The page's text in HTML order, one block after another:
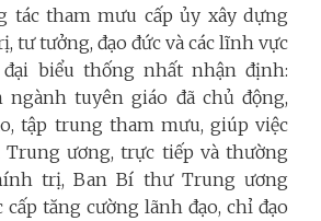
tác tham mưu cấp ủy xây dựng
tư tưởng, đạo đức và các lĩnh vực
đại biểu thống nhất nhận định:
ngành tuyên giáo đã chủ động,
tập trung tham mưu, giúp việc
Trung ương, trực tiếp và thường
trị, Ban Bí thư Trung ương
cấp tăng cường lãnh đạo, chỉ đạo